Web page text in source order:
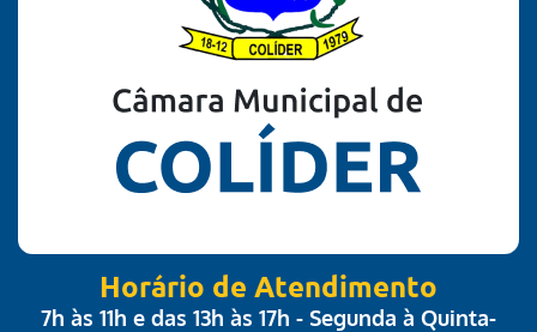
Horário de Atendimento
7h às 11h e das 13h às 17h - Segunda à Quinta-